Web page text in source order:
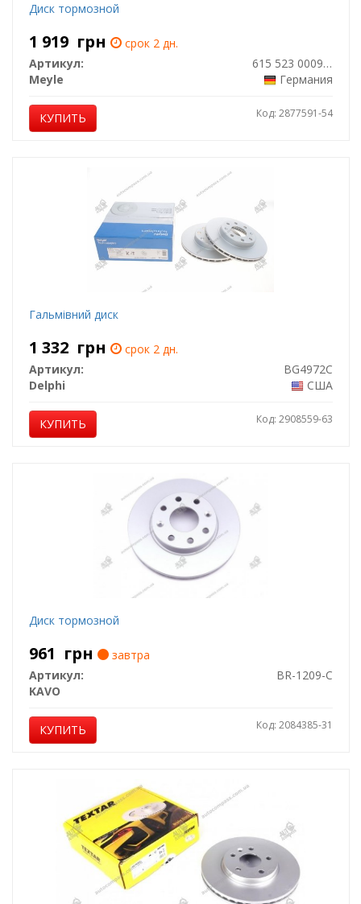
Диск тормозной
1 919 грн
срок 2 дн.
Артикул:
615 523 0009/PD
Meyle
Германия
КУПИТЬ Код: 2877591-54
Гальмівний диск
1 332 грн
срок 2 дн.
Артикул:
BG4972C
Delphi
США
КУПИТЬ Код: 2908559-63
Диск тормозной
961 грн
завтра
Артикул:
BR-1209-C
KAVO
КУПИТЬ Код: 2084385-31